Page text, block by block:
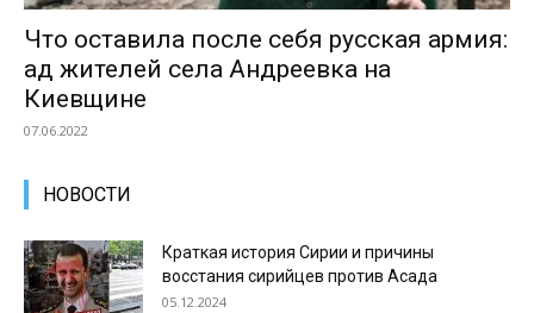
Что оставила после себя русская армия:
ад жителей села Андреевка на
Киевщине
07.06.2022
НОВОСТИ
Краткая история Сирии и причины
восстания сирийцев против Асада
05.12.2024